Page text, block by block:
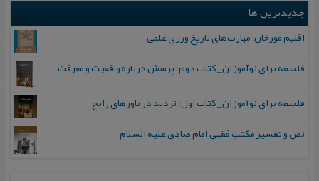
جدیدترین ها
اقلیم مورخان؛ مهارت‌های تاریخ ورزی علمی
فلسفه برای نوآموزان_ کتاب دوم: پرسش درباره واقعیت و معرفت
فلسفه برای نوآموزان_ کتاب اول: تردید در باورهای رایج
نص و تفسیر مکتب فقهی امام صادق علیه السلام